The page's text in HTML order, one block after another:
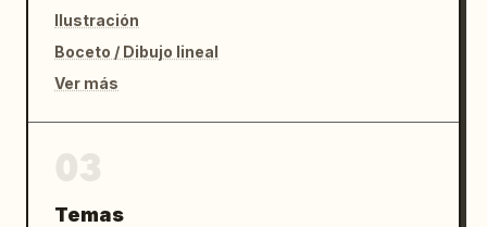
Ilustración
Boceto / Dibujo lineal
Ver más
Temas